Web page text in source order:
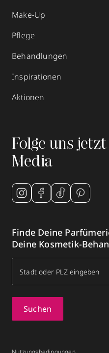
Make-Up
Pflege
Behandlungen
Inspirationen
Aktionen
Folge uns
Media
Finde Deine
Deine Kosmetik-
Suchen